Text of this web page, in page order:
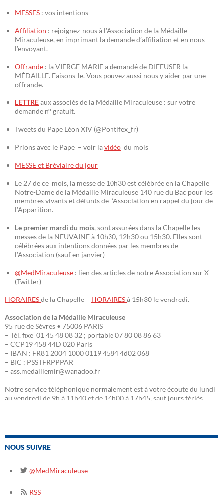
MESSES : vos intentions
Affiliation : rejoignez-nous à l’Association de la Médaille
Miraculeuse, en imprimant la demande d’affiliation et en nous
l’envoyant.
Offrande : la VIERGE MARIE a demandé de DIFFUSER la
MÉDAILLE. Faisons-le. Vous pouvez aussi nous y aider par une
offrande.
LETTREaux associés de la Médaille Miraculeuse : sur votre
demande n° gratuit.
Tweets du Pape Léon XIV (@Pontifex_fr)
Prions avec le Pape – voir lavidéo du mois
MESSE et Bréviaire du jour
Le 27 de ce mois, la messe de 10h30 est célébrée en la Chapelle
Notre-Dame de la Médaille Miraculeuse 140 rue du Bac pour les
membres vivants et défunts de l’Association en rappel du jour de
l’Apparition.
Le premier mardi du mois, sont assurées dans la Chapelle les
messes de la NEUVAINE à 10h30, 12h30 ou 15h30. Elles sont
célébrées aux intentions données par les membres de
l’Association (sauf en janvier)
@MedMiraculeuse : lien des articles de notre Association sur X
(Twitter)
HORAIRESde la Chapelle – HORAIRESà 15h30 le vendredi.
Association de la Médaille Miraculeuse
95 rue de Sèvres • 75006 PARIS
– Tél. fixe 01 45 48 08 32 ; portable 07 80 08 86 63
– CCP19 458 44D 020 Paris
– IBAN : FR81 2004 1000 0119 4584 4d02 068
– BIC : PSSTFRPPPAR
– ass.medaillemir@wanadoo.fr
Notre service téléphonique normalement est à votre écoute du lundi
au vendredi de 9h à 11h40 et de 14h00 à 17h45, sauf jours fériés.
NOUS SUIVRE
@MedMiraculeuse
RSS